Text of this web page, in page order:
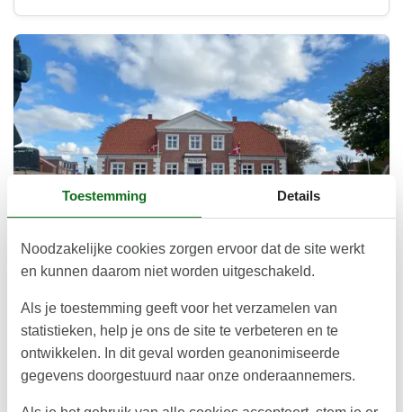
Ringkøbing Museum
Het Ringkøbing Museum is een interessante belevenis voor
het hele gezin. Leer alles over dit 15e eeuwse stadje aan de
Ringkøbing Fjord aan de Noordzeekust van Jutland.
OverRingkøbing
Toestemming Details
Noodzakelijke cookies zorgen ervoor dat de site werkt
en kunnen daarom niet worden uitgeschakeld.
Als je toestemming geeft voor het verzamelen van
statistieken, help je ons de site te verbeteren en te
ontwikkelen. In dit geval worden geanonimiseerde
gegevens doorgestuurd naar onze onderaannemers.